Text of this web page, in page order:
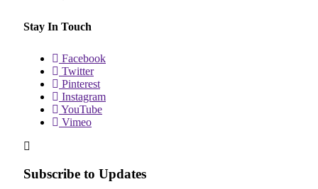
Stay In Touch
Facebook
Twitter
Pinterest
Instagram
YouTube
Vimeo
Subscribe to Updates